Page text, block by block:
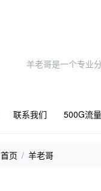
羊老哥是一个专业
联系我们 500G流
首页 羊老哥